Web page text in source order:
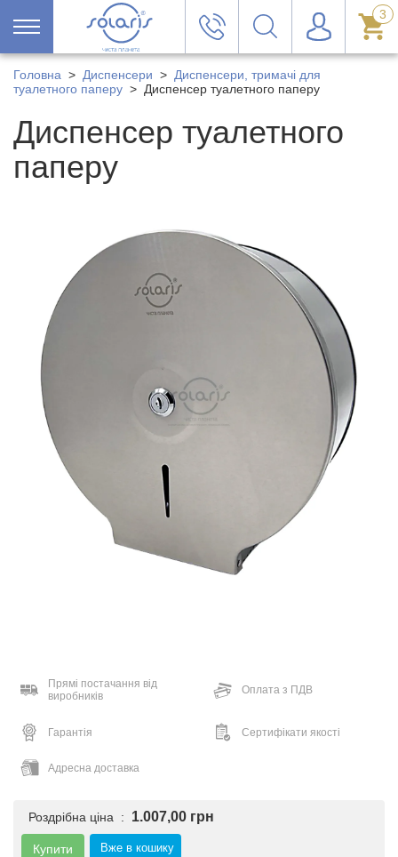
3
Головна > Диспенсери > Диспенсери, тримачі для
туалетного паперу > Диспенсер туалетного паперу
Диспенсер туалетного
паперу
Прямі постачання від
виробників
Оплата з ПДВ
Гарантія Сертифікати якості
Адресна доставка
Роздрібна ціна : 1.007,00 грн
Купити Вже в кошику